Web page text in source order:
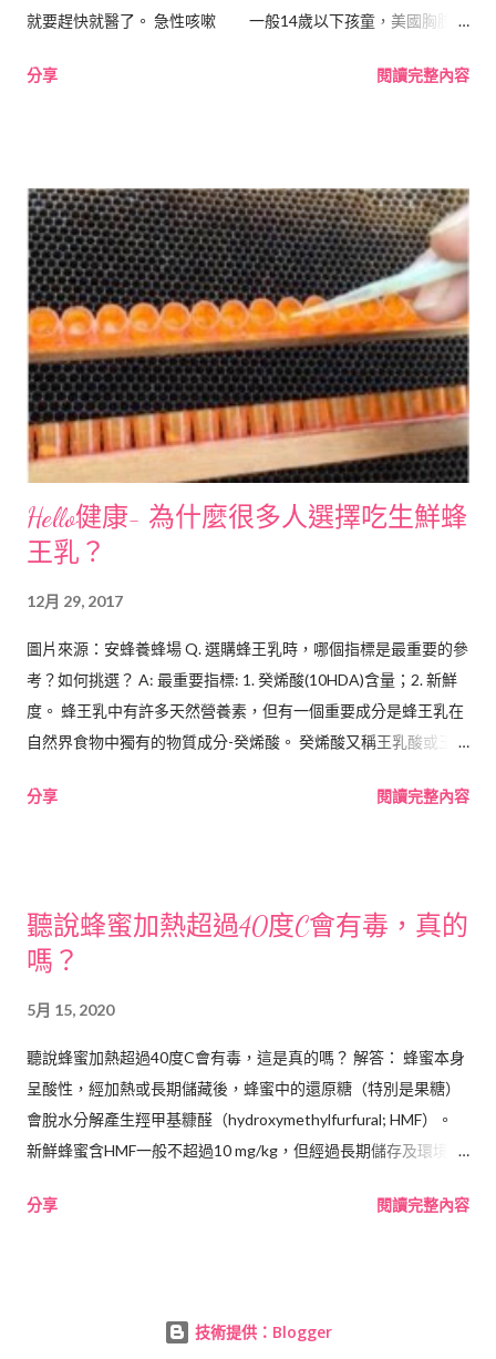
就要趕快就醫了。 急性咳嗽 一般14歲以下孩童，美國胸腔科
限，因為大多數普通感冒（病毒性上呼吸道感染），是一種輕微
見的有：氣喘（或稱哮喘）、鼻竇炎或過敏性鼻炎，少見的如：
胃食道逆流或吸入異物所造成，若咳嗽超過2-3週，一定要就醫。
非藥物治療：緩解短期症狀 ◎補充溫熱飲品 孩童咳嗽導致喉
嚨紅腫疼痛時，喝溫水或雞湯可舒緩不適， 若已超過1歲，可將
2.5至5毫升的 蜂蜜 泡溫水中喝下，緩解夜間咳嗽。（ 1歲以下幼
兒不能食用蜂蜜 ，也不要喝太多白開水）。 ◎口含止咳喉片 不
含藥物的止咳喉片（或稱喉糖）僅能使用在6歲以上、不會有吞入
異物風險的孩童。 ◎蒸氣治療 蒸汽機的濕潤空氣可鬆散鼻腔
分泌物，配合化痰藥物效果更佳，但不建議用自行加熱的蒸氣，
以免呼吸道灼傷。 藥物治療：劑量因人而異 若幼兒因咳嗽或
感冒需使用藥物，建議6歲以下的嬰幼兒，家長應避免自行給予使
用非處方藥物（OTC藥物），應就醫治療；6-12歲兒童，亦需謹
正確的使用劑量，如果使用後症狀沒有改善，仍應就醫治療。
含有右美沙芬（Dextromethorphan）的止咳藥水，因為右美沙
芬雖副作用極罕見，但可能會造成嗜睡和頭暈...
分享 閱讀完整內容
Hello·健康- 為什麼很多人選擇吃生鮮蜂
王乳？
12月 29, 2017
圖片來源：安蜂養蜂場 Q. 選購蜂王乳時，哪個指標是最重要的參
考？如何挑選？ A: 最重要指標: 1. 癸烯酸(10HDA)含量；2. 新鮮
度。 蜂王乳中有許多天然營養素，但有一個重要成分是蜂王乳在
自然界食物中獨有的物質成分-癸烯酸。 癸烯酸又稱王乳酸或王漿
顏和美肌的天然成分 。臨床上癸烯酸具醫療效果:如抑制腫瘤細胞
胺基酸)、 R物質 (蜂王乳中目前約有3%還未可知成分統稱)，以及
各種對人體有益的游離脂肪酸， 乙醯膽鹼 (為人類大腦最重要的
乳中，補充到這些珍貴的營養物質。雖然人工調劑的蜂王乳，相
對於生鮮蜂王乳較容易存放，口感較好；但如果是以蜂王乳的 重
要特殊成分 及 完整性考量 ，食用 天然生鮮的蜂王乳 還是我們的
優先選項 。 醫學資料參考來源: 註1. STUDIES ON THE IN
VITRO ANTITUMOR ACTIVITY OF FATTY ACIDS: IV. THE
DECENOIC ACID FROM ROYAL JELLY AGAINST
for RAJournal of Ethnopharmacology Volume 128, Issue 2, 24
分享 閱讀完整內容
聽說蜂蜜加熱超過40度C會有毒，真的
嗎？
5月 15, 2020
聽說蜂蜜加熱超過40度C會有毒，這是真的嗎？ 解答： 蜂蜜本身
呈酸性，經加熱或長期儲藏後，蜂蜜中的還原糖（特別是果糖）
會脫水分解產生羥甲基糠醛（hydroxymethylfurfural; HMF）。
新鮮蜂蜜含HMF一般不超過10 mg/kg，但經過長期儲存及環境溫
失去商品價值 。因此， HMF的含量可反應蜂蜜的新鮮度 、加工
的態度，不要隨便輕易相信。 食藥署提醒，民眾應該 保持均衡飲
分享 閱讀完整內容
技術提供：Blogger